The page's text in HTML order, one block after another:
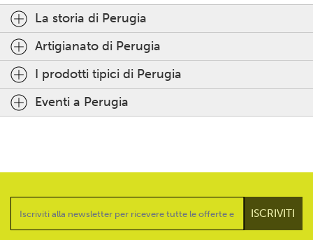
La storia di Perugia
Artigianato di Perugia
I prodotti tipici di Perugia
Eventi a Perugia